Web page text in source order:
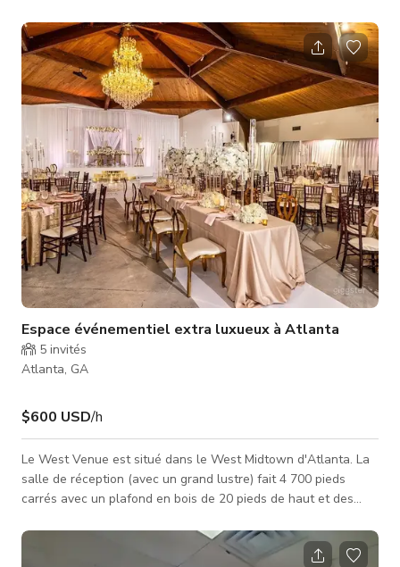
cet endroit est un incontournable pour les amateurs de bière,
les fans de sport et tous ceux qui souhaitent profiter de
bonnes bières dans un cadre dynamique. Que vous vous
prépariez pour un match, exploriez le côté créatif de la ville ou
s
Espace événementiel extra luxueux à Atlanta
5 invités
Atlanta, GA
$600 USD/h
Le West Venue est situé dans le West Midtown d'Atlanta. La
salle de réception (avec un grand lustre) fait 4 700 pieds
carrés avec un plafond en bois de 20 pieds de haut et des
particulièrement luxueux. Tarifs (8 heures) 3500 $ du lundi au
jeudi 4000 $ vendredi et dimanche 4500 $ samedi Inclus dans